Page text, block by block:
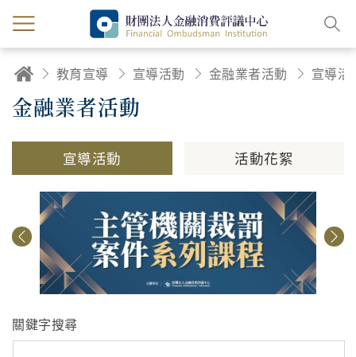
教育宣導 宣導活動 金融業者活動 宣導活
金融業者活動
宣導活動 活動花絮
關鍵字搜尋